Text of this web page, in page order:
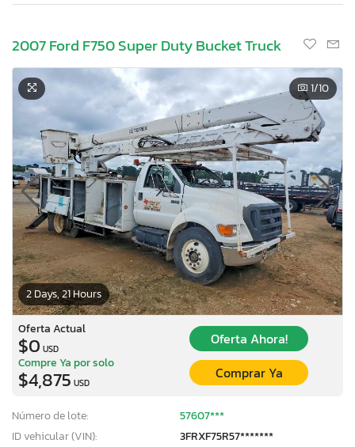
2007 Ford F750 Super Duty Bucket Truck
2 Days, 21 Hours
1/10
Oferta Actual
$0 USD
Oferta Ahora!
Compre Ya por solo
$4,875 USD
Comprar Ya
Número de lote:
57607***
ID vehicular (VIN):
3FRXF75R57*******